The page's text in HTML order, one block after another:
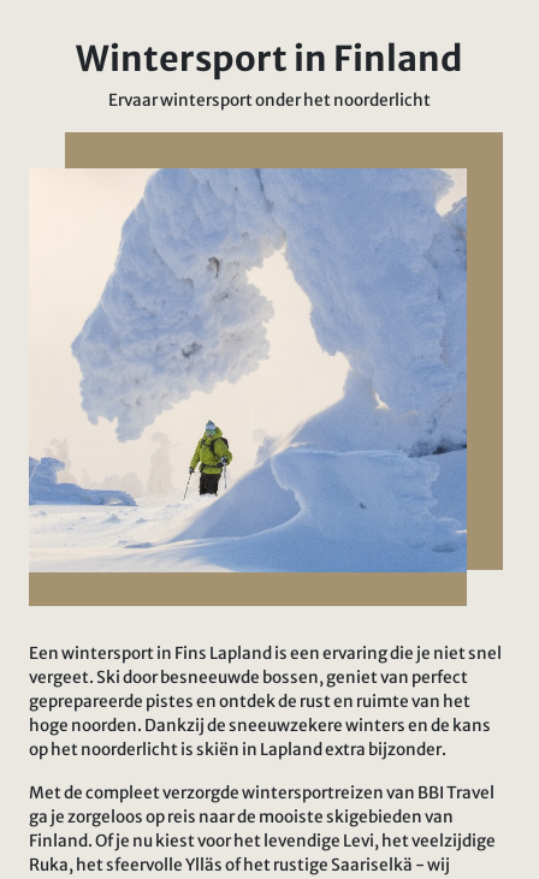
Wintersport in Finland
Ervaar wintersport onder het noorderlicht
Een wintersport in Fins Lapland is een ervaring die je niet snel
vergeet. Ski door besneeuwde bossen, geniet van perfect
geprepareerde pistes en ontdek de rust en ruimte van het
hoge noorden. Dankzij de sneeuwzekere winters en de kans
op het noorderlicht is skiën in Lapland extra bijzonder.
Met de compleet verzorgde wintersportreizen van BBI Travel
ga je zorgeloos op reis naar de mooiste skigebieden van
Finland. Of je nu kiest voor het levendige Levi, het veelzijdige
Ruka, het sfeervolle Ylläs of het rustige Saariselkä - wij